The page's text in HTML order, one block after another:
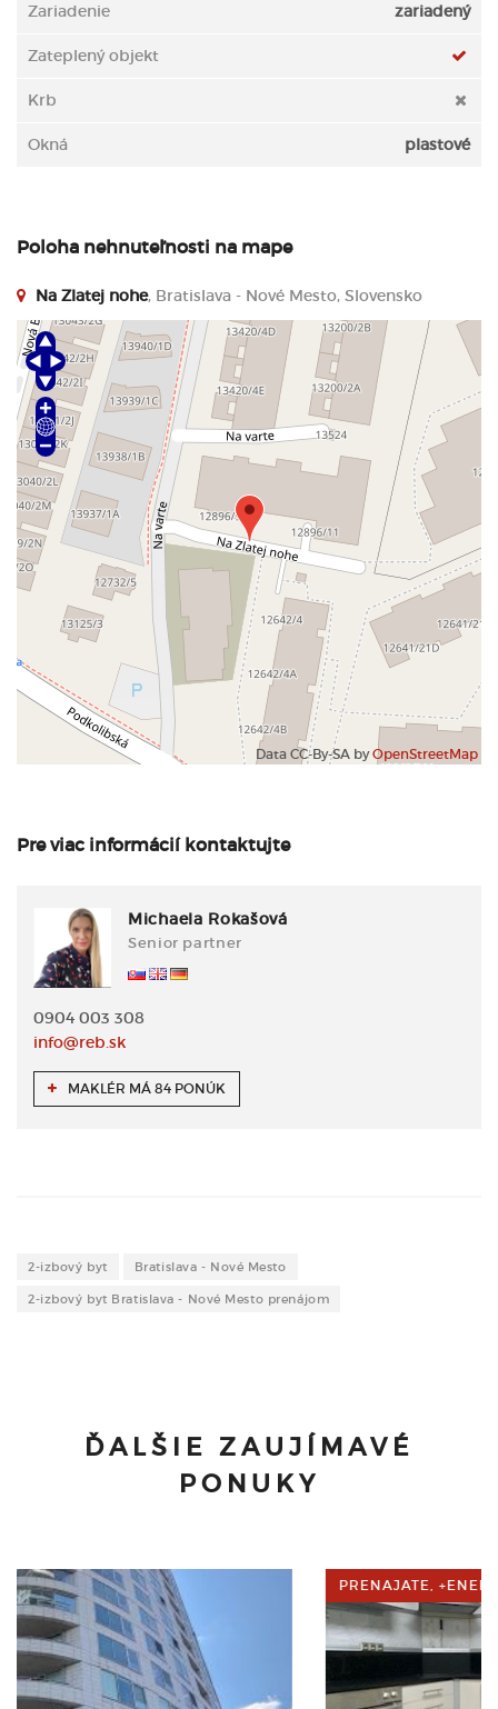
Zariadenie zariadený
Zateplený objekt
Krb
Okná plastové
Poloha nehnuteľnosti na mape
Na Zlatej nohe, Bratislava - Nové Mesto, Slovensko
Data CC-By-SA byOpenStreetMap
Pre viac informácií kontaktujte
Michaela Rokašová
Senior partner
0904 003 308
info@reb.sk
MAKLÉR MÁ 84 PONÚK
2-izbový byt Bratislava - Nové Mesto
2-izbový byt Bratislava - Nové Mesto prenájom
ĎALŠIE ZAUJÍMAVÉ
PONUKY
PRENAJATE, +ENERGIE